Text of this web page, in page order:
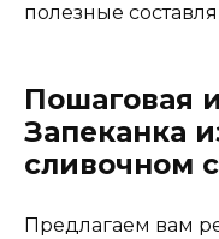
полезные
Пошаговая
Запеканка
сливочном
Предлагаем вам